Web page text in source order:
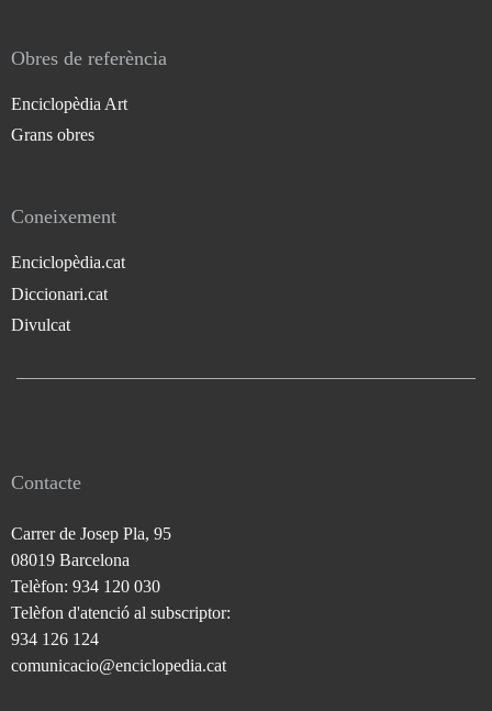
Obres de referència
Enciclopèdia Art
Grans obres
Coneixement
Enciclopèdia.cat
Diccionari.cat
Divulcat
Contacte
Carrer de Josep Pla, 95
08019 Barcelona
Telèfon: 934 120 030
Telèfon d'atenció al subscriptor:
934 126 124
comunicacio@enciclopedia.cat